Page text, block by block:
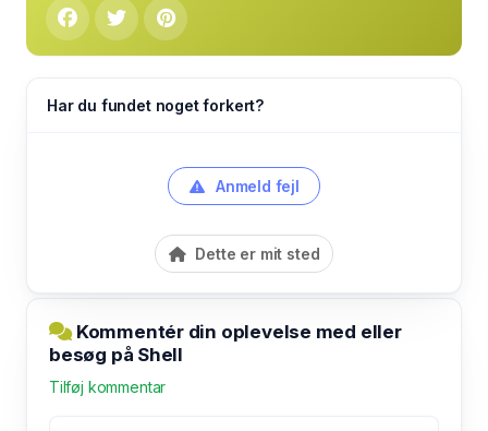
Har du fundet noget forkert?
Anmeld fejl
Dette er mit sted
Kommentér din oplevelse med eller
besøg på Shell
Tilføj kommentar